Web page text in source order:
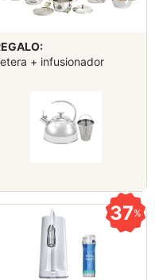
+ infusionador
37%